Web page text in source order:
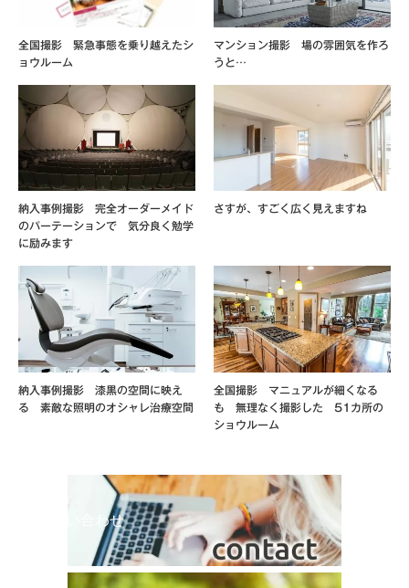
全国撮影 緊急事態を乗り越えたシ
ョウルーム
マンション撮影 場の雰囲気を作ろ
うと…
納入事例撮影 完全オーダーメイド
のパーテーションで 気分良く勉学
に励みます
さすが、すごく広く見えますね
納入事例撮影 漆黒の空間に映え
る 素敵な照明のオシャレ治療空間
全国撮影 マニュアルが細くなる
も 無理なく撮影した 51カ所の
ショウルーム
お問い合わせ